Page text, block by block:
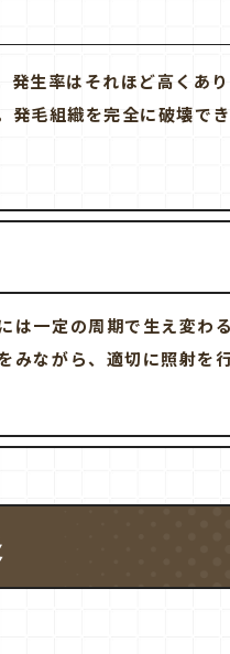
生率はそれほど高くあ
毛組織を完全に破壊で
は一定の周期で生え変わ
みながら、適切に照射を